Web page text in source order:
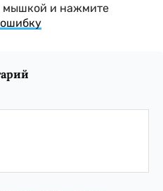
мышкой и нажмите